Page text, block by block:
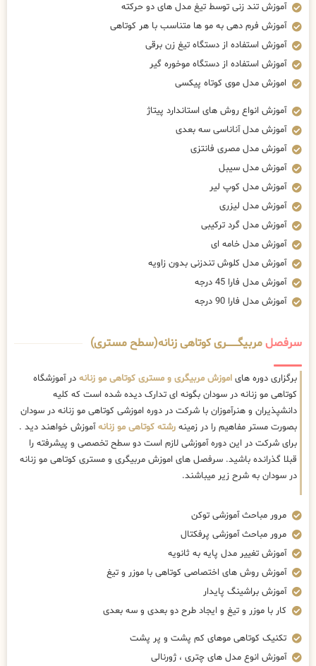
آموزش تند زنی توسط تیغ مدل های دو حرکته
آموزش فرم دهی به مو ها متناسب با هر کوتاهی
آموزش استفاده از دستگاه تیغ زن برقی
آموزش استفاده از دستگاه موخوره گیر
اموزش مدل موی کوتاه پیکسی
آموزش انواع روش های استاندارد پیتاژ
آموزش مدل آناناسی سه بعدی
آموزش مدل مصری فانتزی
آموزش مدل سیبل
آموزش مدل کوپ لیر
آموزش مدل لیزری
آموزش مدل گرد ترکیبی
آموزش مدل خامه ای
آموزش مدل کلوش تندزنی بدون زاویه
آموزش مدل فارا 45 درجه
آموزش مدل فارا 90 درجه
سرفصلمربیگــــــــری کوتاهی زنانه(سطح مستری)
برگزاری دوره های اموزش مربیگری و مستری کوتاهی مو زنانه در آموزشگاه
کوتاهی مو زنانه در سودان بگونه ای تدارک دیده شده است که کلیه
دانشپذیران و هنرآموزان با شرکت در دوره اموزشی کوتاهی مو زنانه در سودان
بصورت مستر مفاهیم را در زمینه رشته کوتاهی مو زنانهآموزش خواهند دید .
برای شرکت در این دوره آموزشی لازم است دو سطح تخصصی و پیشرفته را
قبلا گذرانده باشید. سرفصل های اموزش مربیگری و مستری کوتاهی مو زنانه
در سودان به شرح زیر میباشند.
مرور مباحث آموزشی توکن
مرور مباحث آموزشی پرفکتال
آموزش تغییر مدل پایه به ثانویه
آموزش روش های اختصاصی کوتاهی با موزر و تیغ
آموزش براشینگ پایدار
کار با موزر و تیغ و ایجاد طرح دو بعدی و سه بعدی
تکنیک کوتاهی موهای کم پشت و پر پشت
آموزش انوع مدل های چتری ، ژورنالی